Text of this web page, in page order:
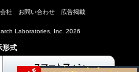
社 お問い合わせ 広告掲載
Laboratories, Inc. 2026
形式
スマートフォン